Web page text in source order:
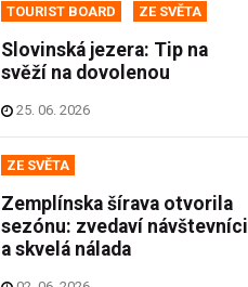
TOURIST BOARD ZE SVĚTA
Slovinská jezera: Tip na
svěží na dovolenou
25. 06. 2026
ZE SVĚTA
Zemplínska šírava otvorila
sezónu: zvedaví návštevníci
a skvelá nálada